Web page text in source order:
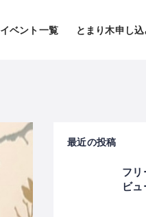
イベント一覧 とまり木申し
最近の投稿
フ
ビュ